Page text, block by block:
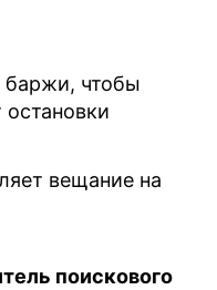
баржи, чтобы
остановки
вещание на
поискового